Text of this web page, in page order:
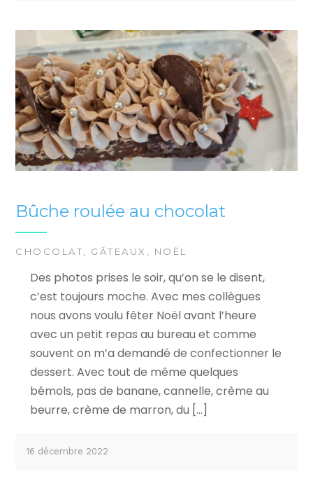
Bûche roulée au chocolat
CHOCOLAT GÂTEAUX NOËL
Des photos prises le soir, qu’on se le disent,
c’est toujours moche. Avec mes collègues
nous avons voulu fêter Noël avant l’heure
avec un petit repas au bureau et comme
souvent on m’a demandé de confectionner le
dessert. Avec tout de même quelques
bémols, pas de banane, cannelle, crème au
beurre, crème de marron, du […]
16 décembre 2022